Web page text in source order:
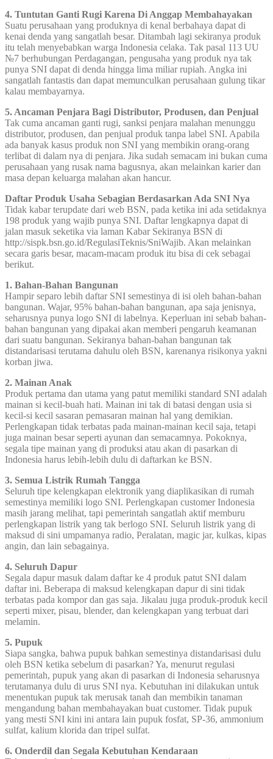
4. Tuntutan Ganti Rugi Karena Di Anggap Membahayakan
Suatu perusahaan yang produknya di kenal berbahaya dapat di
kenai denda yang sangatlah besar. Ditambah lagi sekiranya produk
itu telah menyebabkan warga Indonesia celaka. Tak pasal 113 UU
№7 berhubungan Perdagangan, pengusaha yang produk nya tak
punya SNI dapat di denda hingga lima miliar rupiah. Angka ini
sangatlah fantastis dan dapat memunculkan perusahaan gulung tikar
kalau membayarnya.
5. Ancaman Penjara Bagi Distributor, Produsen, dan Penjual
Tak cuma ancaman ganti rugi, sanksi penjara malahan menunggu
distributor, produsen, dan penjual produk tanpa label SNI. Apabila
ada banyak kasus produk non SNI yang membikin orang-orang
terlibat di dalam nya di penjara. Jika sudah semacam ini bukan cuma
perusahaan yang rusak nama bagusnya, akan melainkan karier dan
masa depan keluarga malahan akan hancur.
Daftar Produk Usaha Sebagian Berdasarkan Ada SNI Nya
Tidak kabar terupdate dari web BSN, pada ketika ini ada setidaknya
198 produk yang wajib punya SNI. Daftar lengkapnya dapat di
jalan masuk seketika via laman Kabar Sekiranya BSN di
http://sispk.bsn.go.id/RegulasiTeknis/SniWajib. Akan melainkan
secara garis besar, macam-macam produk itu bisa di cek sebagai
berikut.
1. Bahan-Bahan Bangunan
Hampir separo lebih daftar SNI semestinya di isi oleh bahan-bahan
bangunan. Wajar, 95% bahan-bahan bangunan, apa saja jenisnya,
seharusnya punya logo SNI di labelnya. Keperluan ini sebab bahan-
bahan bangunan yang dipakai akan memberi pengaruh keamanan
dari suatu bangunan. Sekiranya bahan-bahan bangunan tak
distandarisasi terutama dahulu oleh BSN, karenanya risikonya yakni
korban jiwa.
2. Mainan Anak
Produk pertama dan utama yang patut memiliki standard SNI adalah
mainan si kecil-buah hati. Mainan ini tak di batasi dengan usia si
kecil-si kecil sasaran pemasaran mainan hal yang demikian.
Perlengkapan tidak terbatas pada mainan-mainan kecil saja, tetapi
juga mainan besar seperti ayunan dan semacamnya. Pokoknya,
segala tipe mainan yang di produksi atau akan di pasarkan di
Indonesia harus lebih-lebih dulu di daftarkan ke BSN.
3. Semua Listrik Rumah Tangga
Seluruh tipe kelengkapan elektronik yang diaplikasikan di rumah
semestinya memiliki logo SNI. Perlengkapan customer Indonesia
masih jarang melihat, tapi pemerintah sangatlah aktif memburu
perlengkapan listrik yang tak berlogo SNI. Seluruh listrik yang di
maksud di sini umpamanya radio, Peralatan, magic jar, kulkas, kipas
angin, dan lain sebagainya.
4. Seluruh Dapur
Segala dapur masuk dalam daftar ke 4 produk patut SNI dalam
daftar ini. Beberapa di maksud kelengkapan dapur di sini tidak
terbatas pada kompor dan gas saja. Jikalau juga produk-produk kecil
seperti mixer, pisau, blender, dan kelengkapan yang terbuat dari
melamin.
5. Pupuk
Siapa sangka, bahwa pupuk bahkan semestinya distandarisasi dulu
oleh BSN ketika sebelum di pasarkan? Ya, menurut regulasi
pemerintah, pupuk yang akan di pasarkan di Indonesia seharusnya
terutamanya dulu di urus SNI nya. Kebutuhan ini dilakukan untuk
menentukan pupuk tak merusak tanah dan membikin tanaman
mengandung bahan membahayakan buat customer. Tidak pupuk
yang mesti SNI kini ini antara lain pupuk fosfat, SP-36, ammonium
sulfat, kalium klorida dan tripel sulfat.
6. Onderdil dan Segala Kebutuhan Kendaraan